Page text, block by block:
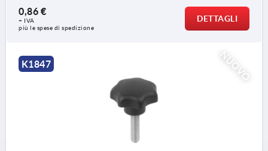
0,86 €
+ IVA
più le spese di spedizione
DETTAGLI
NUOVO
K1847